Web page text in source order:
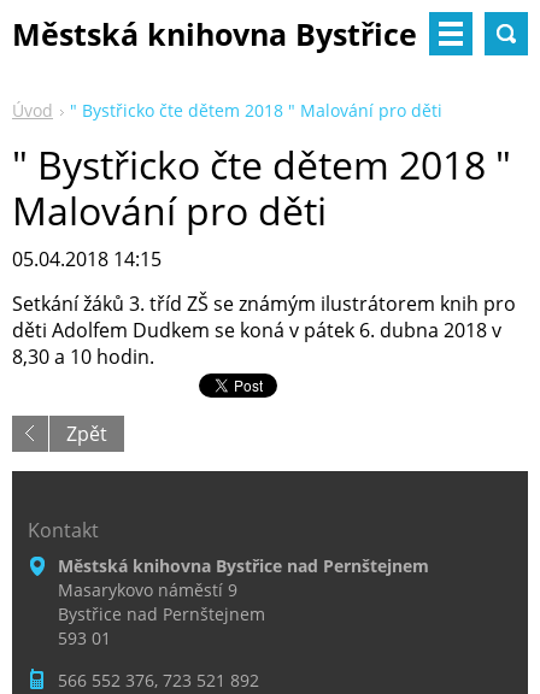
Městská knihovna Bystřice
Úvod " Bystřicko čte dětem 2018 " Malování pro děti
" Bystřicko čte dětem 2018 "
Malování pro děti
05.04.2018 14:15
Setkání žáků 3. tříd ZŠ se známým ilustrátorem knih pro
děti Adolfem Dudkem se koná v pátek 6. dubna 2018 v
8,30 a 10 hodin.
Zpět
Kontakt
Městská knihovna Bystřice nad Pernštejnem
Masarykovo náměstí 9
Bystřice nad Pernštejnem
593 01
566 552 376, 723 521 892